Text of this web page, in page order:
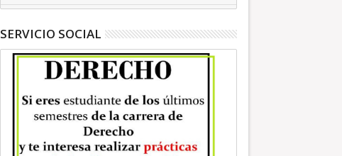
SERVICIO SOCIAL